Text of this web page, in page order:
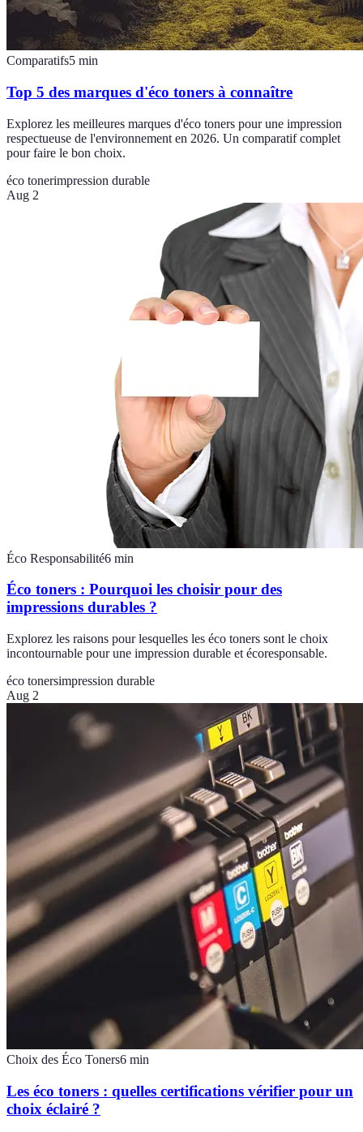
Comparatifs5 min
Top 5 des marques d'éco toners à connaître
Explorez les meilleures marques d'éco toners pour une impression
respectueuse de l'environnement en 2026. Un comparatif complet
pour faire le bon choix.
éco tonerimpression durable
Aug 2
Éco Responsabilité6 min
Éco toners : Pourquoi les choisir pour des
impressions durables ?
Explorez les raisons pour lesquelles les éco toners sont le choix
incontournable pour une impression durable et écoresponsable.
éco tonersimpression durable
Aug 2
Choix des Éco Toners6 min
Les éco toners : quelles certifications vérifier pour un
choix éclairé ?